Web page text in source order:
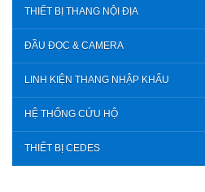
THIẾT BỊ THANG NỘI ĐỊA
ĐẦU ĐỌC & CAMERA
LINH KIỆN THANG NHẬP KHẨU
HỆ THỐNG CỨU HỘ
THIẾT BỊ CEDES